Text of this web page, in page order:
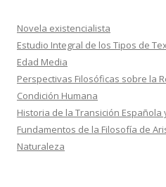
Novela existencialista
Estudio Integral de los Tipos de
Edad Media
Perspectivas Filosóficas sobre la
Condición Humana
Historia de la Transición
Fundamentos de la Filosofía de
Naturaleza